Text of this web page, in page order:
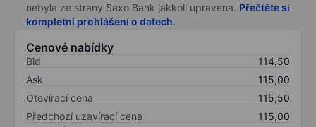
nebyla ze strany Saxo Bank jakkoli upravena. Přečtěte si
kompletní prohlášení o datech.
Cenové nabídky
Bid
114,50
Ask
115,00
Otevírací cena
115,50
Předchozí uzavírací cena
115,00